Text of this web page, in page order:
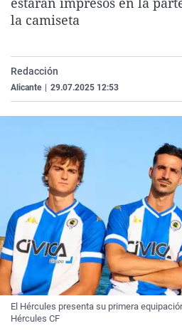
la camiseta
Redacción
Alicante 29.07.2025 12:53
El Hércules presenta su primera
Hércules CF